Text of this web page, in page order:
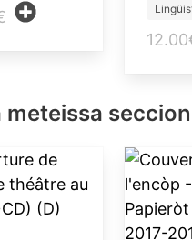
meteissa seccion